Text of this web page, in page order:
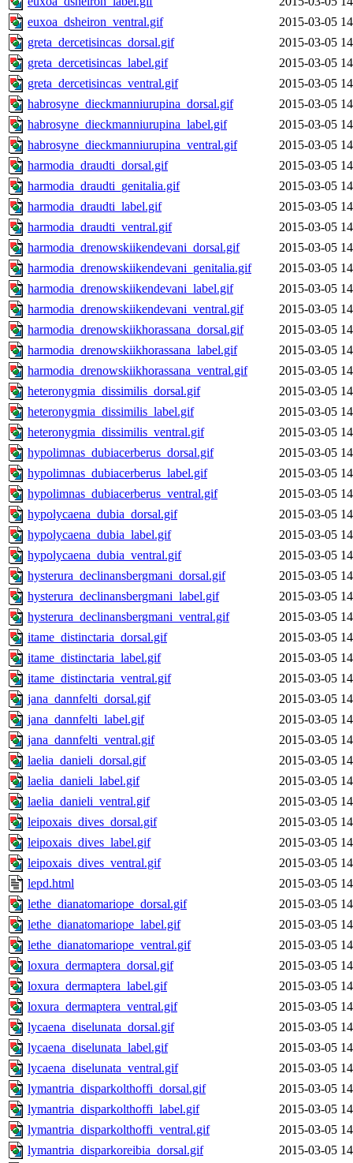
euxoa_dsheiron_ventral.gif
2015-03-05
greta_dercetisincas_dorsal.gif
2015-03-05
greta_dercetisincas_label.gif
2015-03-05
greta_dercetisincas_ventral.gif
2015-03-05
habrosyne_dieckmanniurupina_dorsal.gif
2015-03-05
habrosyne_dieckmanniurupina_label.gif
2015-03-05
habrosyne_dieckmanniurupina_ventral.gif
2015-03-05
harmodia_draudti_dorsal.gif
2015-03-05
harmodia_draudti_genitalia.gif
2015-03-05
harmodia_draudti_label.gif
2015-03-05
harmodia_draudti_ventral.gif
2015-03-05
harmodia_drenowskiikendevani_dorsal.gif
2015-03-05
harmodia_drenowskiikendevani_genitalia.gif
2015-03-05
harmodia_drenowskiikendevani_label.gif
2015-03-05
harmodia_drenowskiikendevani_ventral.gif
2015-03-05
harmodia_drenowskiikhorassana_dorsal.gif
2015-03-05
harmodia_drenowskiikhorassana_label.gif
2015-03-05
harmodia_drenowskiikhorassana_ventral.gif
2015-03-05
heteronygmia_dissimilis_dorsal.gif
2015-03-05
heteronygmia_dissimilis_label.gif
2015-03-05
heteronygmia_dissimilis_ventral.gif
2015-03-05
hypolimnas_dubiacerberus_dorsal.gif
2015-03-05
hypolimnas_dubiacerberus_label.gif
2015-03-05
hypolimnas_dubiacerberus_ventral.gif
2015-03-05
hypolycaena_dubia_dorsal.gif
2015-03-05
hypolycaena_dubia_label.gif
2015-03-05
hypolycaena_dubia_ventral.gif
2015-03-05
hysterura_declinansbergmani_dorsal.gif
2015-03-05
hysterura_declinansbergmani_label.gif
2015-03-05
hysterura_declinansbergmani_ventral.gif
2015-03-05
itame_distinctaria_dorsal.gif
2015-03-05
itame_distinctaria_label.gif
2015-03-05
itame_distinctaria_ventral.gif
2015-03-05
jana_dannfelti_dorsal.gif
2015-03-05
jana_dannfelti_label.gif
2015-03-05
jana_dannfelti_ventral.gif
2015-03-05
laelia_danieli_dorsal.gif
2015-03-05
laelia_danieli_label.gif
2015-03-05
laelia_danieli_ventral.gif
2015-03-05
leipoxais_dives_dorsal.gif
2015-03-05
leipoxais_dives_label.gif
2015-03-05
leipoxais_dives_ventral.gif
2015-03-05
lepd.html
2015-03-05
lethe_dianatomariope_dorsal.gif
2015-03-05
lethe_dianatomariope_label.gif
2015-03-05
lethe_dianatomariope_ventral.gif
2015-03-05
loxura_dermaptera_dorsal.gif
2015-03-05
loxura_dermaptera_label.gif
2015-03-05
loxura_dermaptera_ventral.gif
2015-03-05
lycaena_diselunata_dorsal.gif
2015-03-05
lycaena_diselunata_label.gif
2015-03-05
lycaena_diselunata_ventral.gif
2015-03-05
lymantria_disparkolthoffi_dorsal.gif
2015-03-05
lymantria_disparkolthoffi_label.gif
2015-03-05
lymantria_disparkolthoffi_ventral.gif
2015-03-05
lymantria_disparkoreibia_dorsal.gif
2015-03-05